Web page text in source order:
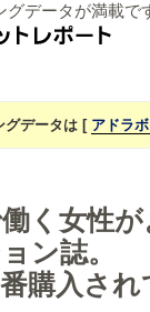
グデータが満載で
グデータは [ アドラ
く女性
ン誌。
購入さ